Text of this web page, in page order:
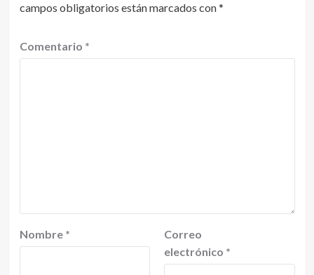
campos obligatorios están marcados con*
Comentario *
Nombre *
Correo
electrónico *